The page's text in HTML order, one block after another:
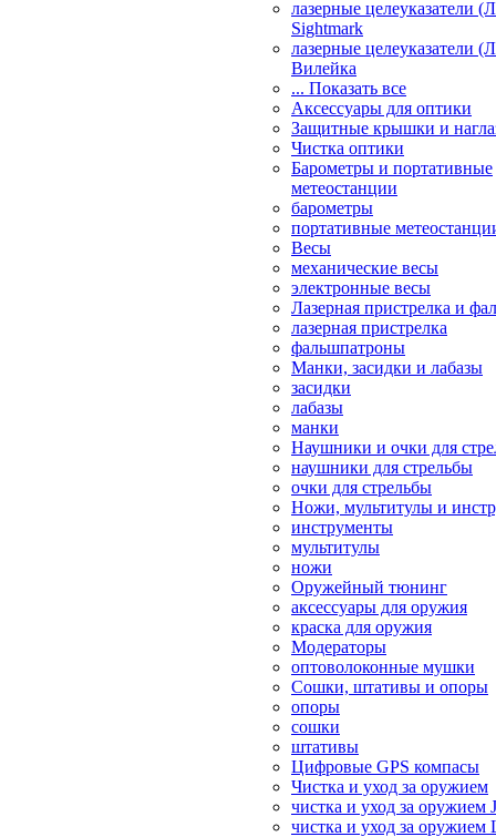
лазерные целеуказатели
Sightmark
лазерные целеуказатели
Вилейка
... Показать все
Аксессуары для оптики
Защитные крышки и
Чистка оптики
Барометры и портативные
метеостанции
барометры
портативные
Весы
механические весы
электронные весы
Лазерная пристрелка и
лазерная пристрелка
фальшпатроны
Манки, засидки и лабазы
засидки
лабазы
манки
Наушники и очки для
наушники для стрельбы
очки для стрельбы
Ножи, мультитулы и
инструменты
мультитулы
ножи
Оружейный тюнинг
аксессуары для оружия
краска для оружия
Модераторы
оптоволоконные мушки
Сошки, штативы и опоры
опоры
сошки
штативы
Цифровые GPS компасы
Чистка и уход за оружием
чистка и уход за оружием
чистка и уход за оружием